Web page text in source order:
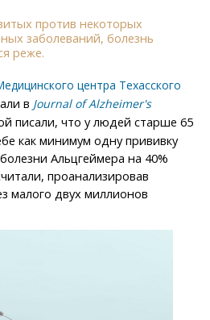
против некоторых
заболеваний, болезнь
реже.
центра Техасского
в Journal of Alzheimer's
писали, что у людей старше 65
как минимум одну прививку
Альцгеймера на 40%
проанализировав
малого двух миллионов